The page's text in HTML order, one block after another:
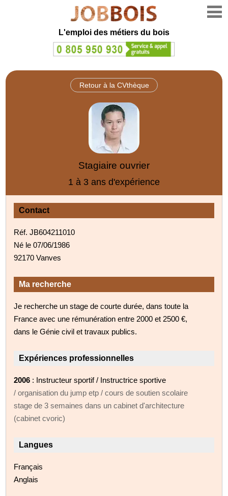
L'emploi des métiers du bois
Retour à la CVthèque
Stagiaire ouvrier
1 à 3 ans d'expérience
Contact
Réf. JB604211010
Né le 07/06/1986
92170 Vanves
Ma recherche
Je recherche un stage de courte durée, dans toute la
France avec une rémunération entre 2000 et 2500 €,
dans le Génie civil et travaux publics.
Expériences professionnelles
2006 : Instructeur sportif / Instructrice sportive
/ organisation du jump etp / cours de soutien scolaire
stage de 3 semaines dans un cabinet d'architecture
(cabinet cvoric)
Langues
Français
Anglais